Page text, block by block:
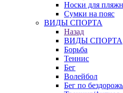
Носки для
Сумки на пояс
ВИДЫ СПОРТА
Назад
ВИДЫ СПОРТА
Борьба
Теннис
Бег
Волейбол
Бег по